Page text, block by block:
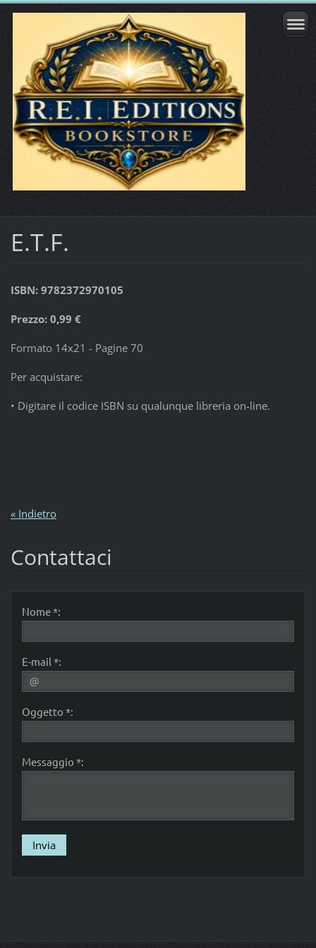
E.T.F.
ISBN: 9782372970105
Prezzo: 0,99 €
Formato 14x21 - Pagine 70
Per acquistare:
• Digitare il codice ISBN su qualunque libreria on-line.
« Indietro
Contattaci
Nome *:
E-mail *:
Oggetto *:
Messaggio *: